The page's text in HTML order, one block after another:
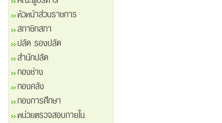
หัวหน้าส่วนราชการ
สภาชิกสภา
ปลัด รองปลัด
สำนักปลัด
กองช่าง
กองคลัง
กองการศึกษา
หน่วยตรวจสอบภายใน